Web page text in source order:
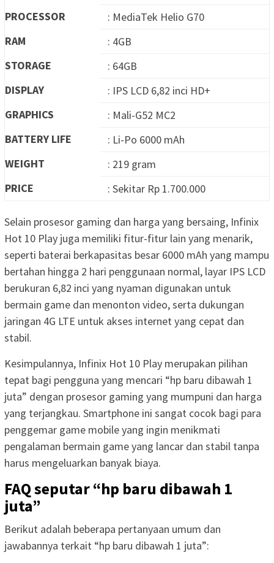
PROCESSOR
: MediaTek Helio G70
RAM
: 4GB
STORAGE
: 64GB
DISPLAY
: IPS LCD 6,82 inci HD+
GRAPHICS
: Mali-G52 MC2
BATTERY LIFE
: Li-Po 6000 mAh
WEIGHT
: 219 gram
PRICE
: Sekitar Rp 1.700.000
Selain prosesor gaming dan harga yang bersaing, Infinix
Hot 10 Play juga memiliki fitur-fitur lain yang menarik,
seperti baterai berkapasitas besar 6000 mAh yang mampu
bertahan hingga 2 hari penggunaan normal, layar IPS LCD
berukuran 6,82 inci yang nyaman digunakan untuk
bermain game dan menonton video, serta dukungan
jaringan 4G LTE untuk akses internet yang cepat dan
stabil.
Kesimpulannya, Infinix Hot 10 Play merupakan pilihan
tepat bagi pengguna yang mencari “hp baru dibawah 1
juta” dengan prosesor gaming yang mumpuni dan harga
yang terjangkau. Smartphone ini sangat cocok bagi para
penggemar game mobile yang ingin menikmati
pengalaman bermain game yang lancar dan stabil tanpa
harus mengeluarkan banyak biaya.
FAQ seputar “hp baru dibawah 1
juta”
Berikut adalah beberapa pertanyaan umum dan
jawabannya terkait “hp baru dibawah 1 juta”: